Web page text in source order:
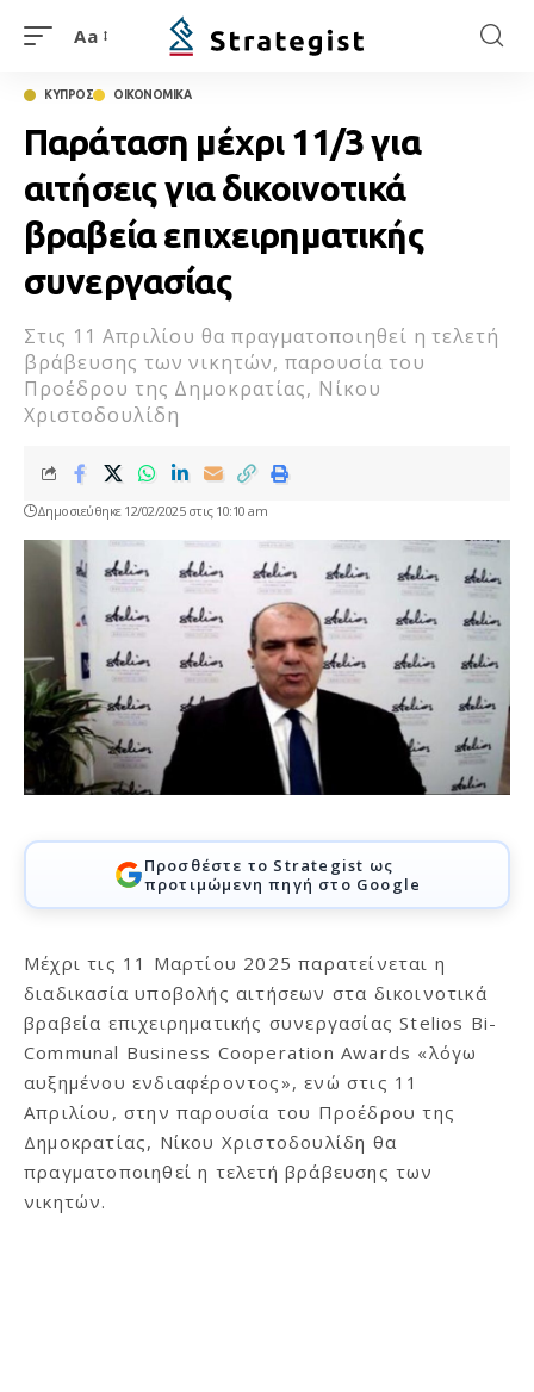
Aa
ΚΥΠΡΟΣ ΟΙΚΟΝΟΜΙΚΑ
Παράταση μέχρι 11/3 για
αιτήσεις για δικοινοτικά
βραβεία επιχειρηματικής
συνεργασίας
Στις 11 Απριλίου θα πραγματοποιηθεί η τελετή
βράβευσης των νικητών, παρουσία του
Προέδρου της Δημοκρατίας, Νίκου
Χριστοδουλίδη
Δημοσιεύθηκε 12/02/2025 στις 10:10 am
Προσθέστε το Strategist ως
προτιμώμενη πηγή στο Google
Μέχρι τις 11 Μαρτίου 2025 παρατείνεται η
διαδικασία υποβολής αιτήσεων στα δικοινοτικά
βραβεία επιχειρηματικής συνεργασίας Stelios Bi-
Communal Business Cooperation Awards «λόγω
αυξημένου ενδιαφέροντος», ενώ στις 11
Απριλίου, στην παρουσία του Προέδρου της
Δημοκρατίας, Νίκου Χριστοδουλίδη θα
πραγματοποιηθεί η τελετή βράβευσης των
νικητών.